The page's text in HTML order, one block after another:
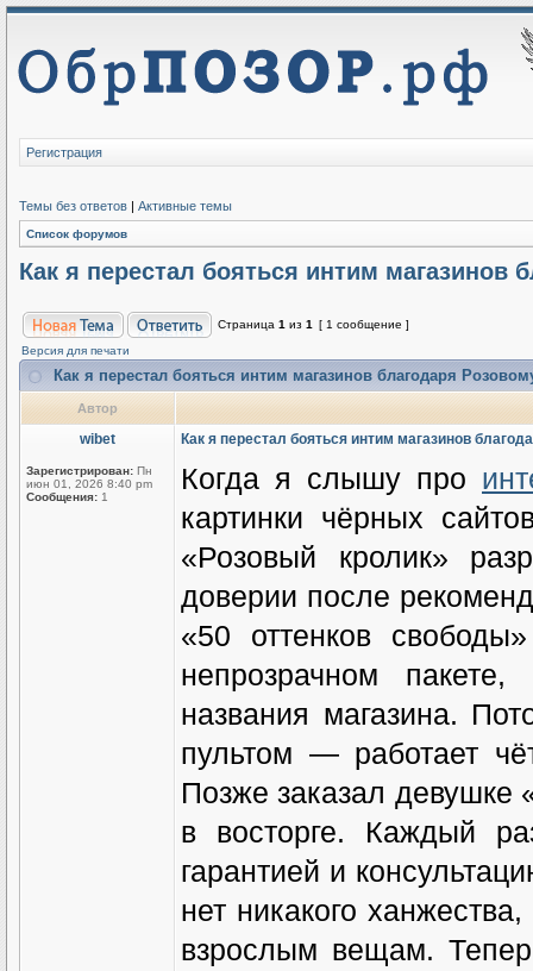
Регистрация
Темы без ответов | Активные темы
Список форумов
Как я перестал бояться интим магазинов
Страница 1 из 1
[ 1 сообщение ]
Версия для печати
Как я перестал бояться интим магазинов благодаря
Автор
wibet
Зарегистрирован: Пн
июн 01, 2026 8:40 pm
Сообщения: 1
Как я перестал бояться интим магазинов
Когда я слышу про
картинки чёрных
«Розовый кролик»
доверии после
«50 оттенков
непрозрачном
названия магазина.
пультом — работает
Позже заказал девушке
в восторге. Каждый
гарантией и
нет никакого
взрослым вещам.